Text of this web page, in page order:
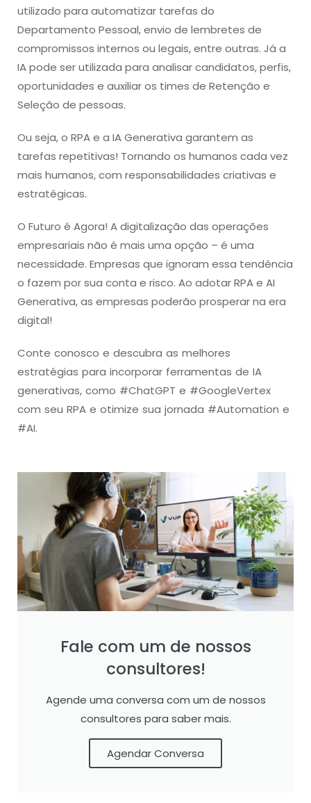
utilizado para automatizar tarefas do
Departamento Pessoal, envio de lembretes de
compromissos internos ou legais, entre outras. Já a
IA pode ser utilizada para analisar candidatos, perfis,
oportunidades e auxiliar os times de Retenção e
Seleção de pessoas.
Ou seja, o RPA e a IA Generativa garantem as
tarefas repetitivas! Tornando os humanos cada vez
mais humanos, com responsabilidades criativas e
estratégicas.
O Futuro é Agora! A digitalização das operações
empresariais não é mais uma opção – é uma
necessidade. Empresas que ignoram essa tendência
o fazem por sua conta e risco. Ao adotar RPA e AI
Generativa, as empresas poderão prosperar na era
digital!
Conte conosco e descubra as melhores
estratégias para incorporar ferramentas de IA
generativas, como #ChatGPT e #GoogleVertex
com seu RPA e otimize sua jornada #Automation e
#AI.
Fale com um de nossos
consultores!
Agende uma conversa com um de nossos
consultores para saber mais.
Agendar Conversa